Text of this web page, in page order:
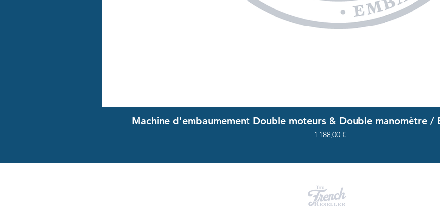
Aperçu rapide
Machine d'embaumement Double moteurs & Double manomètre /
Prix
1 188,00 €